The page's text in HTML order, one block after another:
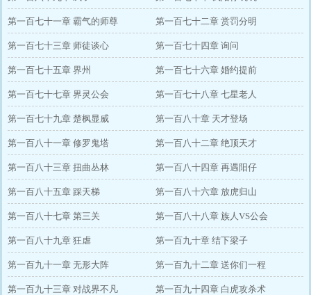
第一百七十一章 霸气的师尊 第一百七十二章 赏罚分明
第一百七十三章 师徒谈心 第一百七十四章 询问
第一百七十五章 界州 第一百七十六章 婚约提前
第一百七十七章 界灵公会 第一百七十八章 七星老人
第一百七十九章 楚枫显威 第一百八十章 天才登场
第一百八十一章 修罗鬼塔 第一百八十二章 绝顶天才
第一百八十三章 扭曲丛林 第一百八十四章 再遇阳仔
第一百八十五章 踩天梯 第一百八十六章 放虎归山
第一百八十七章 第三关 第一百八十八章 族人VS公会
第一百八十九章 狂虐 第一百九十章 结下梁子
第一百九十一章 无形大阵 第一百九十二章 送你们一程
第一百九十三章 对战界不凡 第一百九十四章 白虎攻杀术